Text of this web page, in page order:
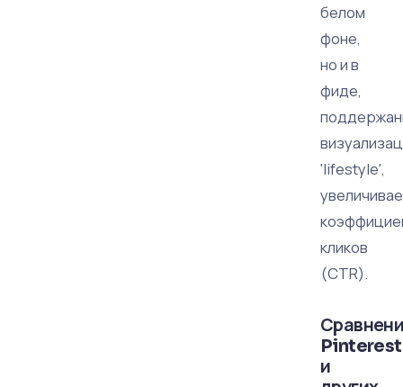
белом
фоне,
но и в
фиде,
'lifestyle',
кликов
(CTR).
Pinterest
и